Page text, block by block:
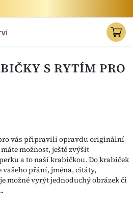
S RYTÍM PRO
vás připravili opravdu originální
možnost, ještě zvýšit
a to naší krabičkou. Do krabiček
přání, jména, citáty,
možné vyrýt jednoduchý obrázek či